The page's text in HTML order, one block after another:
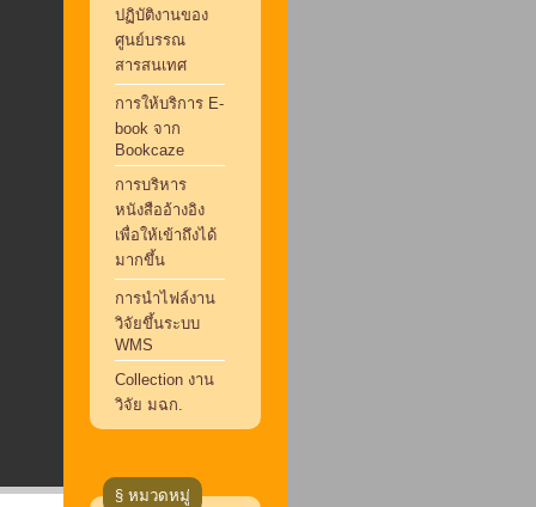
ปฏิบัติงานของ
ศูนย์บรรณ
สารสนเทศ
การให้บริการ E-
book จาก
Bookcaze
การบริหาร
หนังสืออ้างอิง
เพื่อให้เข้าถึงได้
มากขึ้น
การนำไฟล์งาน
วิจัยขึ้นระบบ
WMS
Collection งาน
วิจัย มฉก.
§ หมวดหมู่